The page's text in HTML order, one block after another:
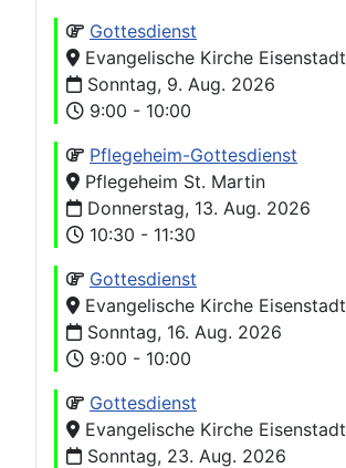
Gottesdienst
Evangelische Kirche Eisenstadt
Sonntag, 9. Aug. 2026
9:00 - 10:00
Pflegeheim-Gottesdienst
Pflegeheim St. Martin
Donnerstag, 13. Aug. 2026
10:30 - 11:30
Gottesdienst
Evangelische Kirche Eisenstadt
Sonntag, 16. Aug. 2026
9:00 - 10:00
Gottesdienst
Evangelische Kirche Eisenstadt
Sonntag, 23. Aug. 2026